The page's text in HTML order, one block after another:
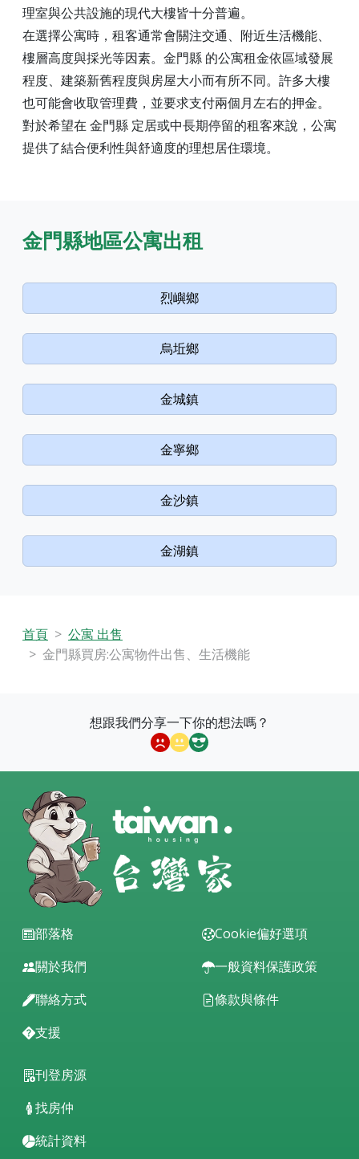
理室與公共設施的現代大樓皆十分普遍。
在選擇公寓時，租客通常會關注交通、附近生活機能、
樓層高度與採光等因素。金門縣 的公寓租金依區域發展
程度、建築新舊程度與房屋大小而有所不同。許多大樓
也可能會收取管理費，並要求支付兩個月左右的押金。
對於希望在 金門縣 定居或中長期停留的租客來說，公寓
提供了結合便利性與舒適度的理想居住環境。
金門縣地區公寓出租
烈嶼鄉
烏坵鄉
金城鎮
金寧鄉
金沙鎮
金湖鎮
首頁
公寓 出售
金門縣買房:公寓物件出售、生活機能
想跟我們分享一下你的想法嗎？
部落格
關於我們
聯絡方式
支援
Cookie偏好選項
一般資料保護政策
條款與條件
刊登房源
找房仲
統計資料